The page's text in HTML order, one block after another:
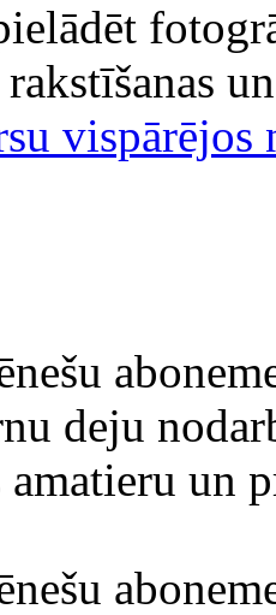
vispārējos
deju
amatieru un